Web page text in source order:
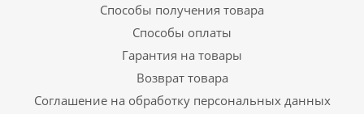
Способы получения товара
Способы оплаты
Гарантия на товары
Возврат товара
Соглашение на обработку персональных данных